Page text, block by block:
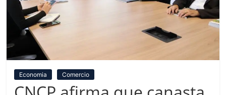
Economia Comercio